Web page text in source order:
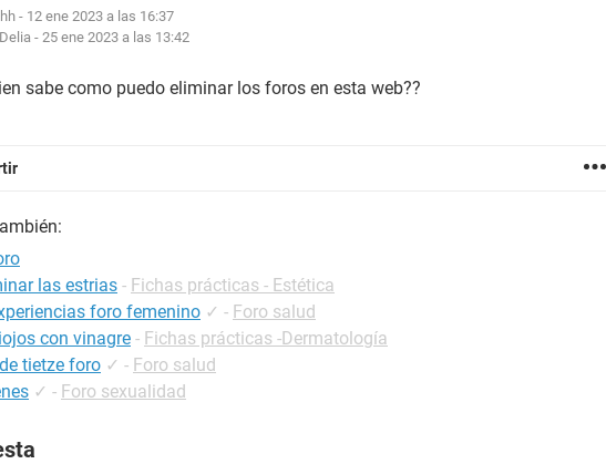
- 12 ene 2023 a las 16:37
Delia - 25 ene 2023 a las 13:42
sabe como puedo eliminar los foros en esta web??
las estrias - Fichas prácticas - Estética
foro femenino ✓ - Foro salud
con vinagre - Fichas prácticas -Dermatología
tietze foro ✓ - Foro salud
✓ - Foro sexualidad